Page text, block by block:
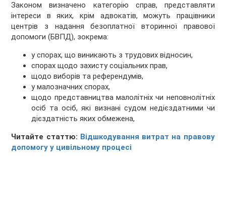
Законом визначено категорію справ, представляти
інтереси в яких, крім адвокатів, можуть працівники
центрів з надання безоплатної вторинної правової
допомоги (БВПД), зокрема:
у спорах, що виникають з трудових відносин,
спорах щодо захисту соціальних прав,
щодо виборів та референдумів,
у малозначних спорах,
щодо представництва малолітніх чи неповнолітніх
осіб та осіб, які визнані судом недієздатними чи
дієздатність яких обмежена,
Читайте статтю: Відшкодування витрат на правову
допомогу у цивільному процесі